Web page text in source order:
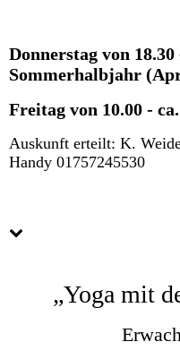
Donnerstag von
Sommerhalbjahr
Freitag von 10.00 -
Auskunft erteilt: K.
Handy 01757245530
„Yoga mit